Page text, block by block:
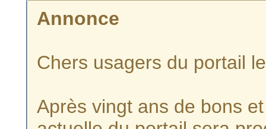
Annonce
Chers usagers du portail
Après vingt ans de bons